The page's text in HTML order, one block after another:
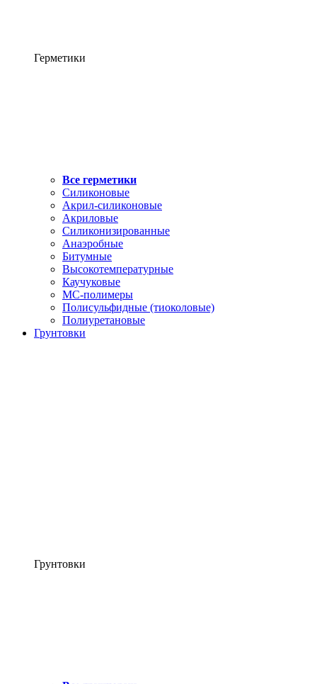
Герметики
Все герметики
Силиконовые
Акрил-силиконовые
Акриловые
Силиконизированные
Анаэробные
Битумные
Высокотемпературные
Каучуковые
МС-полимеры
Полисульфидные (тиоколовые)
Полиуретановые
Грунтовки
Грунтовки